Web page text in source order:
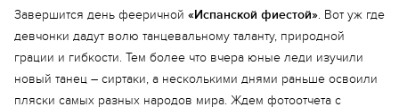
Еще 5 фото
Завершится день фееричной «Испанской фиестой». Вот уж где
девчонки дадут волю танцевальному таланту, природной
грации и гибкости. Тем более что вчера юные леди изучили
новый танец – сиртаки, а несколькими днями раньше освоили
пляски самых разных народов мира. Ждем фотоотчета с